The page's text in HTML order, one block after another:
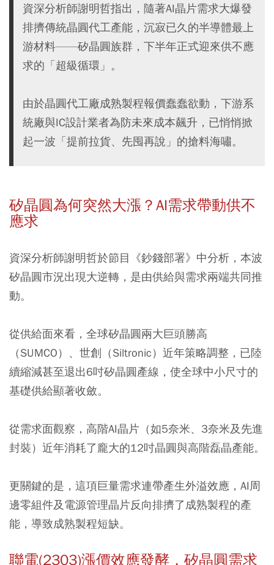
資深分析師謝明哲指出，隨著AI晶片需求大爆發
排擠傳統晶圓代工產能，沉寂已久的半導體最上
游材料——矽晶圓族群，下半年正式迎來供不應
求的「超級循環」。
由於晶圓代工廠成熟製程報價蠢蠢欲動，下游系
統廠與IC設計業者為防未來成本飆升，已悄悄掀
起一波「提前拉貨、先囤再說」的搶料海嘯。
矽晶圓為何突然大漲？AI需求帶動供不
應求
資深分析師謝明哲於節目《鈔錢部署》中分析，本波
矽晶圓市況出現大逆轉，是由供給與需求兩端共同推
動。
從供給面來看，全球矽晶圓兩大巨頭勝高
（SUMCO）、世創（Siltronic）近年策略調整，已陸
續縮減甚至退出6吋矽晶圓產線，使全球中小尺寸的
基礎供給顯著收斂。
從需求面觀察，高階AI晶片（如5奈米、3奈米及先進
封裝）近年消耗了龐大的12吋晶圓與高階磊晶產能。
更關鍵的是，這項巨量需求連帶產生外溢效應，AI周
邊零組件及電源管理晶片反向排擠了成熟製程的產
能，導致成熟製程短缺。
聯電(2303)漲價效應發酵，矽晶圓需求